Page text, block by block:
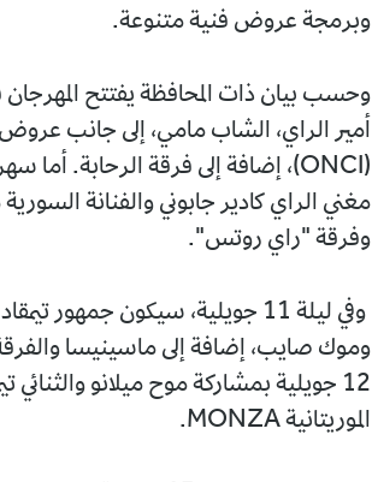
وبرمجة عروض فنية متنوعة.
أمير الراي، الشاب مامي، إلى جانب عروض
مغني الراي كادير جابوني والفنانة
وفرقة "راي روتس".
وفي ليلة 11 جويلية، سيكون
12 جويلية بمشاركة موح ميلانو
الموريتانية MONZA.